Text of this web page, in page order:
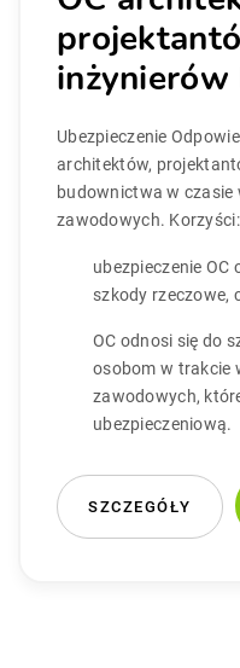
Ubezpieczenie
architektów,
budownictwa w
zawodowych. Korzyści:
ubezpieczenie OC
szkody rzeczowe,
OC odnosi się do
osobom w trakcie
zawodowych,
ubezpieczeniową.
SZCZEGÓŁY